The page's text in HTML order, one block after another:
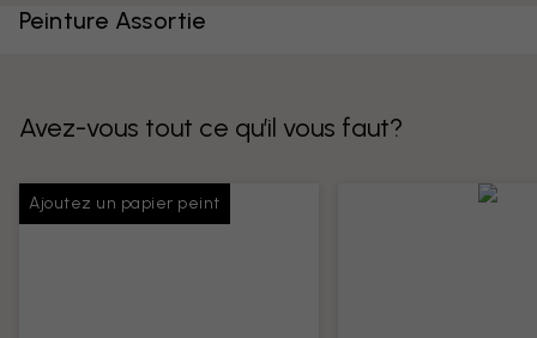
Peinture Assortie
Avez-vous tout ce qu’il vous faut?
Ajoutez un papier peint